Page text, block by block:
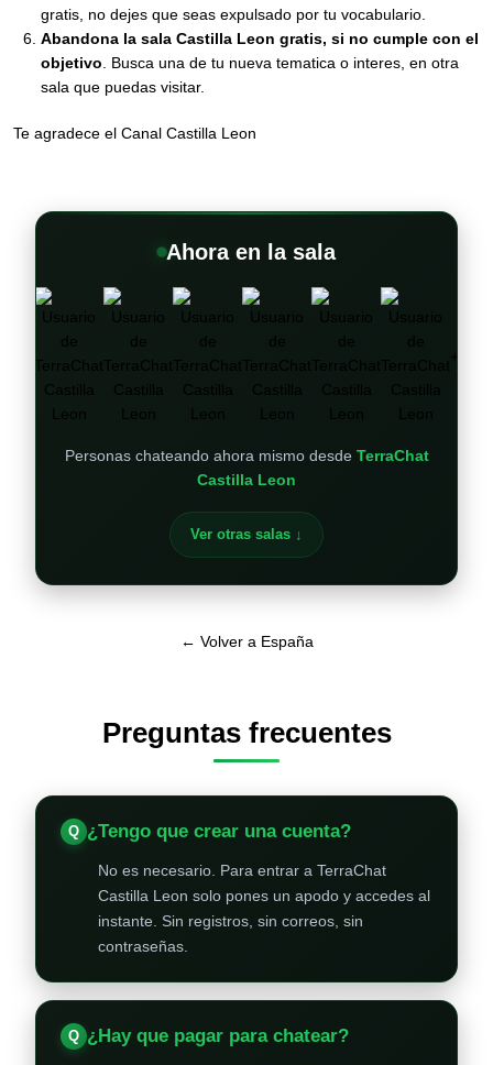
gratis, no dejes que seas expulsado por tu vocabulario.
Abandona la sala Castilla Leon gratis, si no cumple con el
objetivo . Busca una de tu nueva tematica o interes, en otra
sala que puedas visitar.
Te agradece el Canal Castilla Leon
Ahora en la sala
Personas chateando ahora mismo desde TerraChat
Castilla Leon
Ver otras salas ↓
← Volver a España
Preguntas frecuentes
¿Tengo que crear una cuenta?
No es necesario. Para entrar a TerraChat
Castilla Leon solo pones un apodo y accedes al
instante. Sin registros, sin correos, sin
contraseñas.
¿Hay que pagar para chatear?